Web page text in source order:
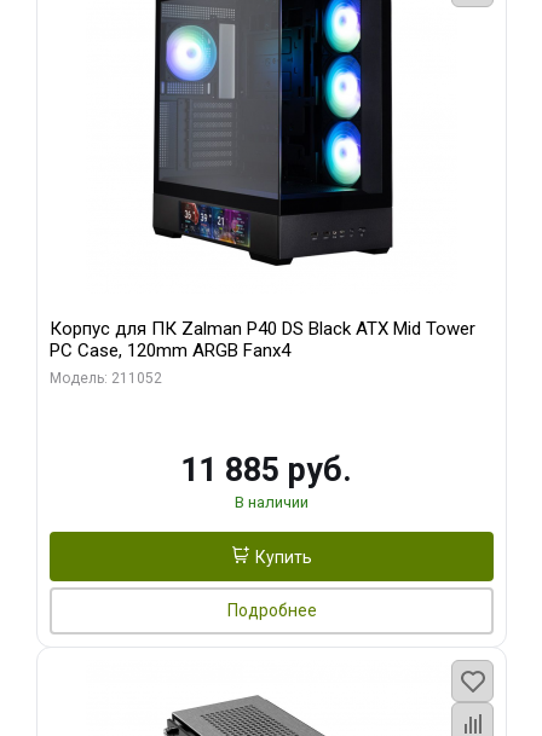
Корпус для ПК Zalman P40 DS Black ATX Mid Tower
PC Case, 120mm ARGB Fanx4
Модель: 211052
11 885 руб.
В наличии
Купить
Подробнее